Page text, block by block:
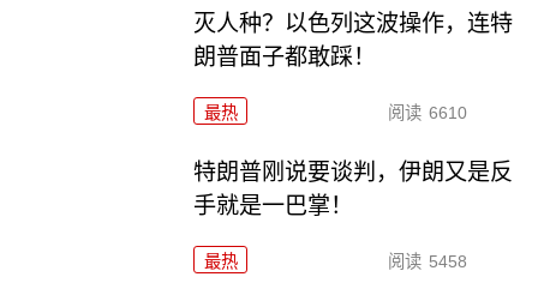
灭人种？以色列这波操作，连特
朗普面子都敢踩！
最热 阅读 6610
特朗普刚说要谈判，伊朗又是反
手就是一巴掌！
最热 阅读 5458